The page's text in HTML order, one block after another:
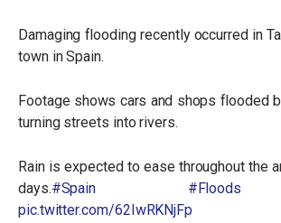
Damaging flooding recently occurred in
town in Spain.
Footage shows cars and shops flooded
turning streets into rivers.
Rain is expected to ease throughout the
days.#Spain #Floods
pic.twitter.com/62IwRKNjFp